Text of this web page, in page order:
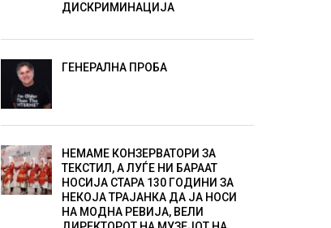
ДИСКРИМИНАЦИЈА
ГЕНЕРАЛНА ПРОБА
НЕМАМЕ КОНЗЕРВАТОРИ ЗА
ТЕКСТИЛ, А ЛУЃЕ НИ БАРААТ
НОСИЈА СТАРА 130 ГОДИНИ ЗА
НЕКОЈА ТРАЈАНКА ДА ЈА НОСИ
НА МОДНА РЕВИЈА, ВЕЛИ